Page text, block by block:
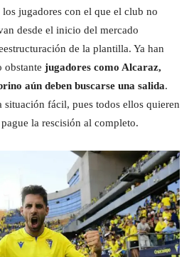
jugadores con el que el club no
desde el inicio del mercado
de la plantilla. Ya han
obstante jugadores como Alcaraz,
aún deben buscarse una salida.
situación fácil, pues todos ellos quieren
la rescisión al completo.